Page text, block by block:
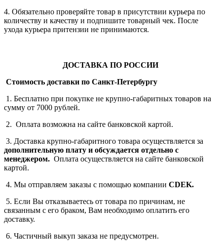
4. Обязательно проверяйте товар в присутствии курьера по
количеству и качеству и подпишите товарный чек. После
ухода курьера притензии не принимаются.
ДОСТАВКА ПО РОССИИ
Стоимость доставки по Санкт-Петербургу
1. Бесплатно при покупке не крупно-габаритных товаров на
сумму от 7000 рублей.
2. Оплата возможна на сайте банковской картой.
3. Доставка крупно-габаритного товара осуществляется за
дополнительную плату и обсуждается отдельно с
менеджером. Оплата осуществляется на сайте банковской
картой.
4. Мы отправляем заказы с помощью компании СDEK.
5. Если Вы отказываетесь от товара по причинам, не
связанным с его браком, Вам необходимо оплатить его
доставку.
6. Частичный выкуп заказа не предусмотрен.